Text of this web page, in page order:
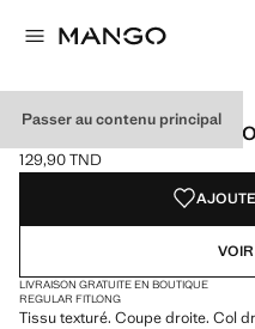
Passer au contenu principal
HAUT TEXTURÉ AVEC
Prix actuel [129,90 TND ]
129,90 TND
Choisissez une couleur
Couleur Chocolat sélectionnée
LIVRAISON GRATUITE EN BOUTIQUE
REGULAR FITLONG
Tissu texturé. Coupe droite. Col